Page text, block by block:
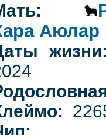
Аюлар